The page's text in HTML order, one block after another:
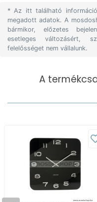
* Az itt található
megadott adatok. A
bármikor, előzetes
esetleges változásért,
felelősséget nem vállalunk.
A